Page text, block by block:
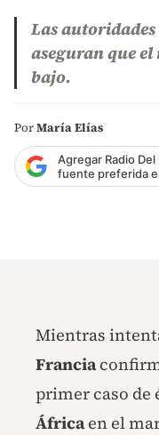
Las
aseguran que
bajo.
PorMaría Elías
Agregar Radio Del
fuente preferida
Mientras
Francia
primer caso de
Áfricaen el